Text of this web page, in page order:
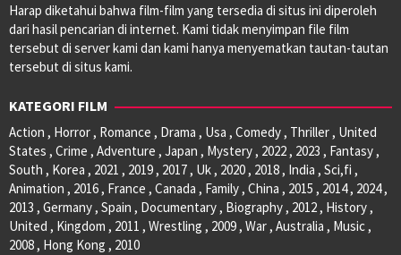
Harap diketahui bahwa film-film yang tersedia di situs ini diperoleh
dari hasil pencarian di internet. Kami tidak menyimpan file film
tersebut di server kami dan kami hanya menyematkan tautan-tautan
tersebut di situs kami.
KATEGORI FILM
Action , Horror , Romance , Drama , Usa , Comedy , Thriller , United
States , Crime , Adventure , Japan , Mystery , 2022 , 2023 , Fantasy ,
South , Korea , 2021 , 2019 , 2017 , Uk , 2020 , 2018 , India , Sci,fi ,
Animation , 2016 , France , Canada , Family , China , 2015 , 2014 , 2024 ,
2013 , Germany , Spain , Documentary , Biography , 2012 , History ,
United , Kingdom , 2011 , Wrestling , 2009 , War , Australia , Music ,
2008 , Hong Kong , 2010